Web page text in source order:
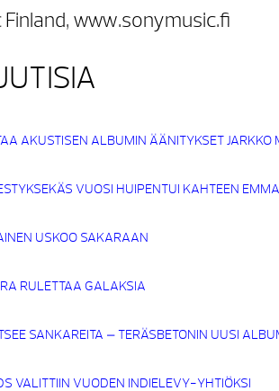
Finland, www.sonymusic.fi
AKUSTISEN ALBUMIN ÄÄNITYKSET JARKKO
VUOSI HUIPENTUI KAHTEEN
USKOO SAKARAAN
RULETTAA GALAKSIA
SANKAREITA – TERÄSBETONIN UUSI
VALITTIIN VUODEN INDIELEVY-YHTIÖKSI